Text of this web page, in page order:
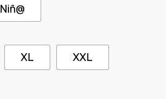
Niñ@
XL XXL